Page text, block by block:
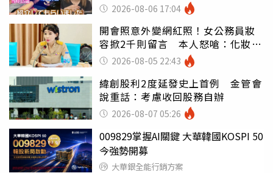
2026-08-06 17:04
開會照意外變網紅照！女公務員妝
容掀2千則留言 本人怒嗆：化妝有
錯嗎2026-08-05 22:43
緯創股利2度延發史上首例 金管會
說重話：考慮收回股務自辦
2026-08-07 05:26
009829掌握AI關鍵 大華韓國KOSPI 50
今強勢開募
大華銀全能行銷方案